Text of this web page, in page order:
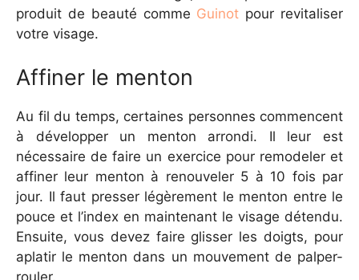
produit de beauté comme Guinot pour revitaliser
votre visage.
Affiner le menton
Au fil du temps, certaines personnes commencent
à développer un menton arrondi. Il leur est
nécessaire de faire un exercice pour remodeler et
affiner leur menton à renouveler 5 à 10 fois par
jour. Il faut presser légèrement le menton entre le
pouce et l’index en maintenant le visage détendu.
Ensuite, vous devez faire glisser les doigts, pour
aplatir le menton dans un mouvement de palper-
rouler.